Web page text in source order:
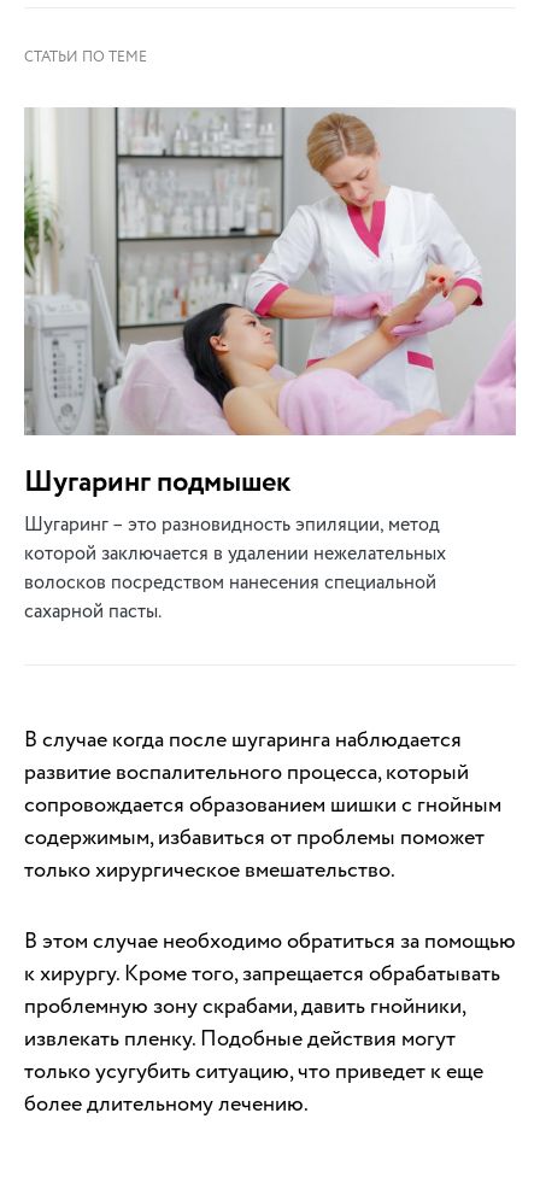
Шугаринг подмышек
Шугаринг – это разновидность эпиляции, метод
которой заключается в удалении нежелательных
волосков посредством нанесения специальной
сахарной пасты.
В случае когда после шугаринга наблюдается
развитие воспалительного процесса, который
сопровождается образованием шишки с гнойным
содержимым, избавиться от проблемы поможет
только хирургическое вмешательство.
В этом случае необходимо обратиться за помощью
к хирургу. Кроме того, запрещается обрабатывать
проблемную зону скрабами, давить гнойники,
извлекать пленку. Подобные действия могут
только усугубить ситуацию, что приведет к еще
более длительному лечению.